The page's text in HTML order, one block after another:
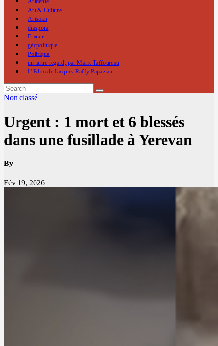
Arménie
Art & Culture
Artsakh
diaspora
France
géopolitique
Politique
un autre regard, par Marie Taffoureau
L’Edito de Jacques Raffy Papazian
Non classé
Urgent : 1 mort et 6 blessés
dans une fusillade à Yerevan
By
Fév 19, 2026